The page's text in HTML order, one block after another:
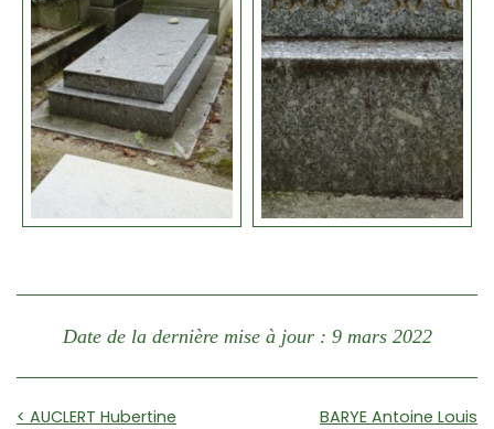
Date de la dernière mise à jour : 9 mars 2022
< AUCLERT Hubertine
BARYE Antoine Louis